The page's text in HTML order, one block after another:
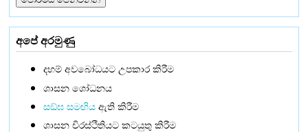
අපේ අරමුණු
දහම් අවබෝධයට උපකාර කිරීම
ශාසන ශෝධනය
සඞ්‌ඝ සමඟියඇති කිරීම
ශාසන චිරස්ථිතියට කටයුතු කිරීම